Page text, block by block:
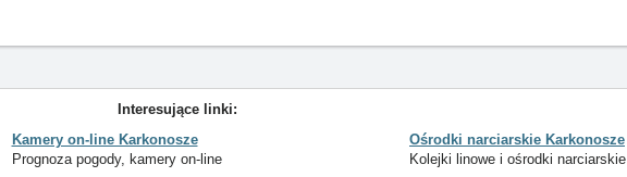
Interesujące linki:
Kamery on-line Karkonosze
Prognoza pogody, kamery on-line
Ośrodki narciarskie Karkonosze
Kolejki linowe i ośrodki narciarskie